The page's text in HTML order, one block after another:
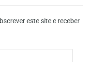
este site e receber